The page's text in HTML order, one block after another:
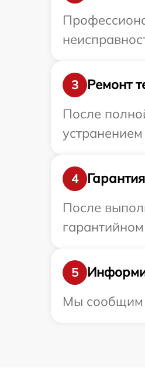
3
Ремонт
После
4
Гарантия
После
5
Мы сообщим